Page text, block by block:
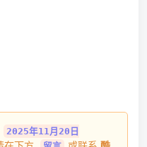
2025年11月20日